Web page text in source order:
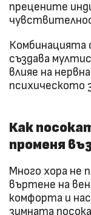
прецените
Комбинацията
създава
влияе на
психическото
Как
променя
Много хора не
въртене на
комфорта и
зимната